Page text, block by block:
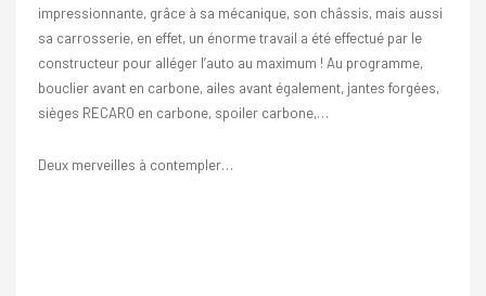
impressionnante, grâce à sa mécanique, son châssis, mais aussi
sa carrosserie, en effet, un énorme travail a été effectué par le
constructeur pour alléger l’auto au maximum ! Au programme,
bouclier avant en carbone, ailes avant également, jantes forgées,
sièges RECARO en carbone, spoiler carbone,…
Deux merveilles à contempler…